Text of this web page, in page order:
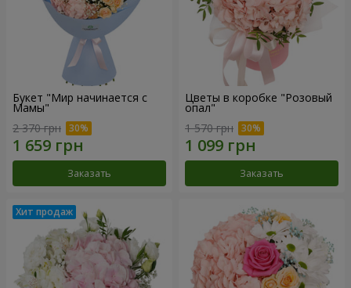
Букет "Мир начинается с
Мамы"
2 370 грн
Заказать
Цветы в коробке "Розовый
опал"
1 570 грн
Заказать